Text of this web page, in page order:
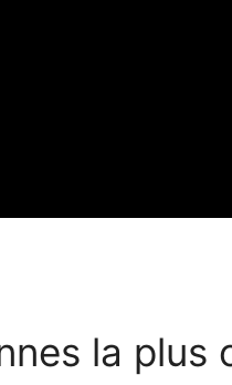
la plus